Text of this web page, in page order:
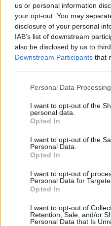
us or personal information
your opt-out. You may
disclosure of your personal
IAB’s list of downstream
also be disclosed by us to
Downstream Participants that
Please note that this website/
not limited to your visit or
grant or deny consent to
use your data for below
consent section.
Personal Data
I want to opt-out of the
personal data.
Opted In
I want to opt-out of the
Personal Data.
Opted In
I want to opt-out of
Personal Data for
Opted In
I want to opt-out of
Retention, Sale, and/or
Personal Data that Is
factor ridicat de
lotiunea, cand iesi din
De asemenea, pune in
Nu uita de par
Ia cu tine samponul,
mai ales daca parul tau
ingrijire, ca sa arate
usuca parul, asa ca e
balsam hidratant, care
Pentru mai multa
ultraviolete, ia cu tine si
colorate. Vor arata
cand va veti plimba prin